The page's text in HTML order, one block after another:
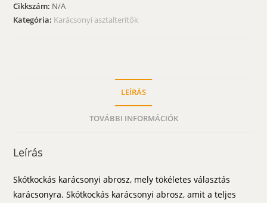
piros,
Cikkszám: N/A
Kategória: Karácsonyi asztalterítők
LEÍRÁS
TOVÁBBI INFORMÁCIÓK
Leírás
Skótkockás karácsonyi abrosz, mely tökéletes választás
karácsonyra. Skótkockás karácsonyi abrosz, amit a teljes